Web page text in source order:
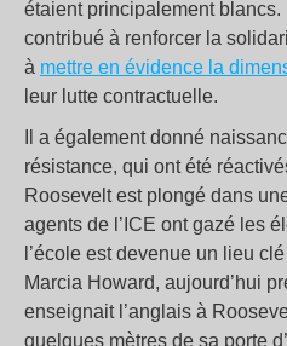
étaient principalement
contribué à renforcer la
à mettre en évidence la
leur lutte contractuelle.
Il a également donné
résistance, qui ont été
Roosevelt est plongé dans
agents de l’ICE ont gazé les
l’école est devenue un lieu
Marcia Howard, aujourd’hui
enseignait l’anglais à
quelques mètres de sa porte